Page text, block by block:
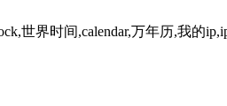
界时间,calendar,万年历,我的ip,ip